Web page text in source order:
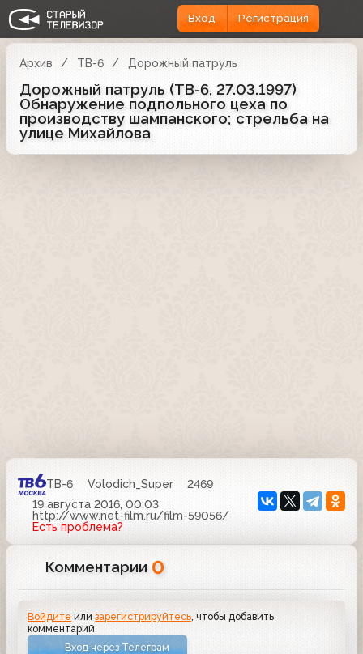
Вход Регистрация
Архив ТВ-6 Дорожный патруль
Дорожный патруль (ТВ-6, 27.03.1997)
Обнаружение подпольного цеха по
производству шампанского; стрельба на
улице Михайлова
ТВ-6 Volodich_Super
2469
19 августа 2016, 00:03
http://www.net-film.ru/film-59056/
Есть проблема?
Комментарии 0
Войдите илизарегистрируйтесь , чтобы добавить
комментарий
Вход через Телеграм